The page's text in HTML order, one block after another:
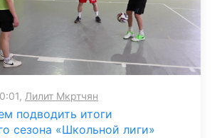
Лилит Мкртчян
подводить итоги
сезона «Школьной лиги»